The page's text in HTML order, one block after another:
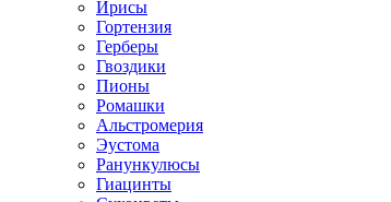
Ирисы
Гортензия
Герберы
Гвоздики
Пионы
Ромашки
Альстромерия
Эустома
Ранункулюсы
Гиацинты